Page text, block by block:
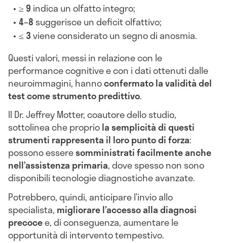
≥ 9 indica un olfatto integro;
4–8 suggerisce un deficit olfattivo;
≤ 3viene considerato un segno di anosmia.
Questi valori, messi in relazione con le
performance cognitive e con i dati ottenuti dalle
neuroimmagini, hannoconfermato la validità del
test come strumento predittivo.
Il Dr. Jeffrey Motter, coautore dello studio,
sottolinea che propriola semplicità di questi
strumenti rappresenta il loro punto di forza:
possono esseresomministrati facilmente anche
nell’assistenza primaria, dove spesso non sono
disponibili tecnologie diagnostiche avanzate.
Potrebbero, quindi, anticipare l’invio allo
specialista, migliorare l’accesso alla diagnosi
precocee, di conseguenza, aumentare le
opportunità di intervento tempestivo.